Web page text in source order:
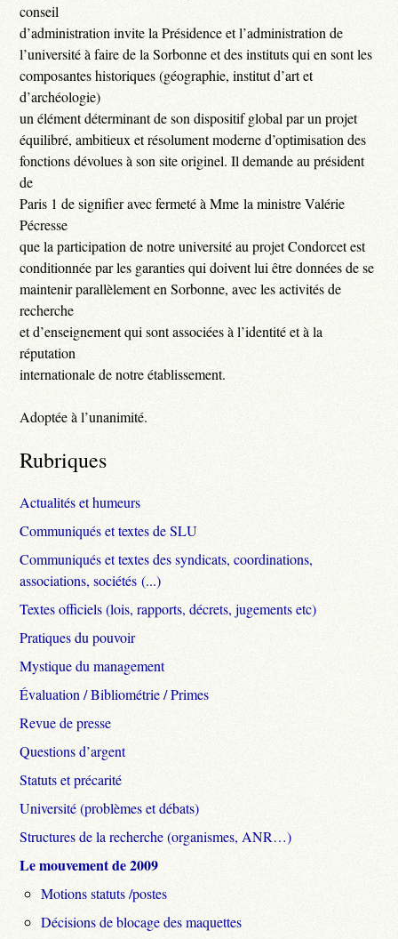
conseil
d’administration invite la Présidence et l’administration de
l’université à faire de la Sorbonne et des instituts qui en sont les
composantes historiques (géographie, institut d’art et
d’archéologie)
un élément déterminant de son dispositif global par un projet
équilibré, ambitieux et résolument moderne d’optimisation des
fonctions dévolues à son site originel. Il demande au président
de
Paris 1 de signifier avec fermeté à Mme la ministre Valérie
Pécresse
que la participation de notre université au projet Condorcet est
conditionnée par les garanties qui doivent lui être données de se
maintenir parallèlement en Sorbonne, avec les activités de
recherche
et d’enseignement qui sont associées à l’identité et à la
réputation
internationale de notre établissement.
Adoptée à l’unanimité.
Rubriques
Actualités et humeurs
Communiqués et textes de SLU
Communiqués et textes des syndicats, coordinations,
associations, sociétés (...)
Textes officiels (lois, rapports, décrets, jugements etc)
Pratiques du pouvoir
Mystique du management
Évaluation / Bibliométrie / Primes
Revue de presse
Questions d’argent
Statuts et précarité
Université (problèmes et débats)
Structures de la recherche (organismes, ANR…)
Le mouvement de 2009
Motions statuts /postes
Décisions de blocage des maquettes